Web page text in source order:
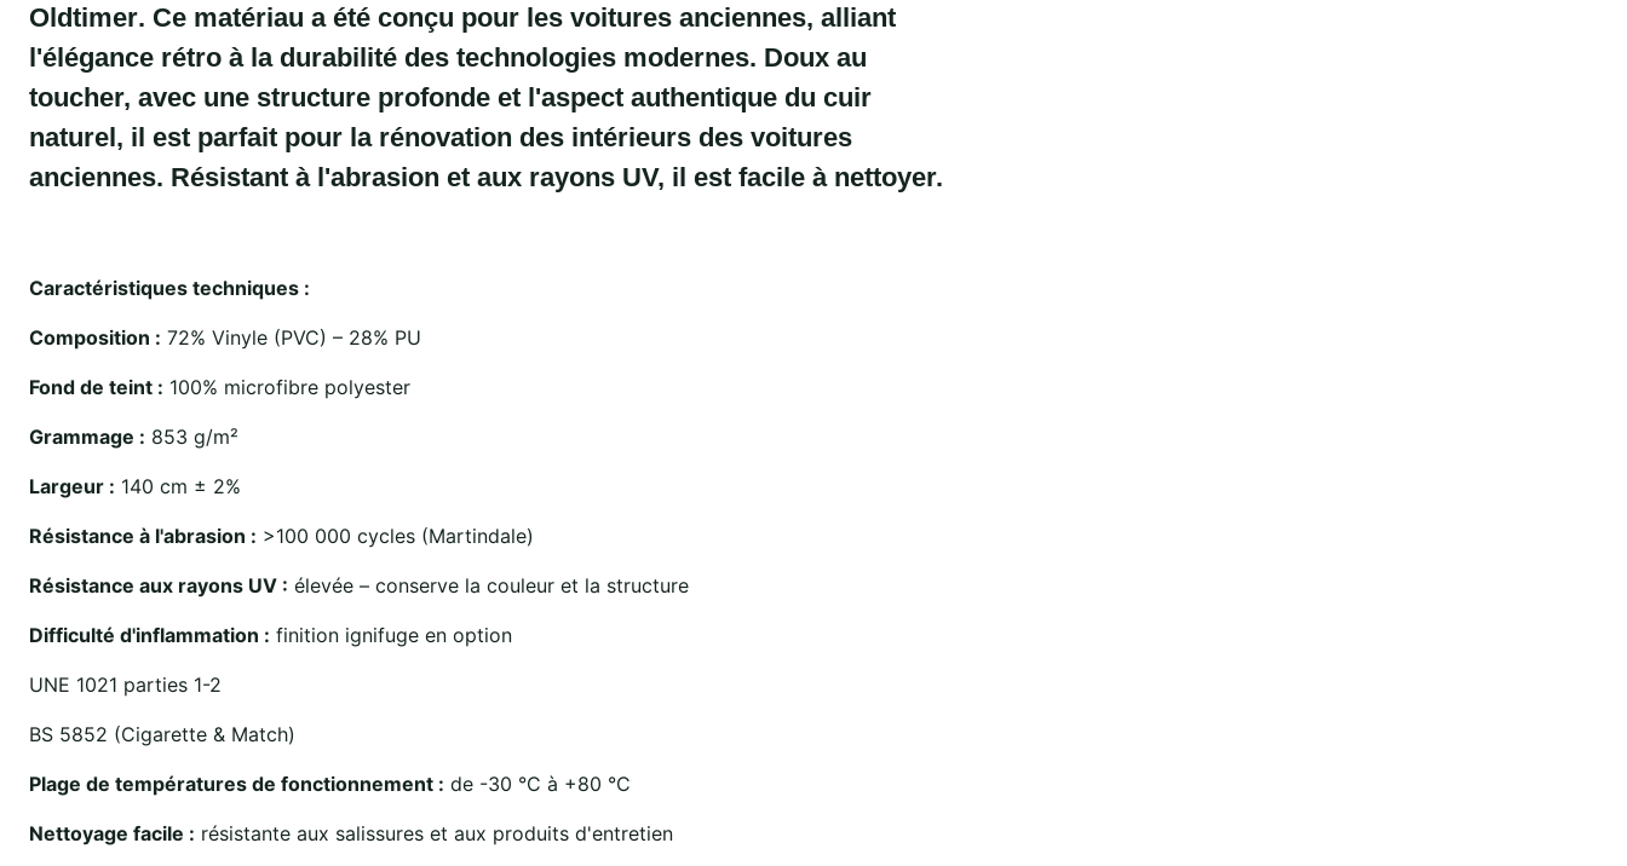
Oldtimer. Ce matériau a été conçu pour les voitures anciennes, alliant
l'élégance rétro à la durabilité des technologies modernes. Doux au
toucher, avec une structure profonde et l'aspect authentique du cuir
naturel, il est parfait pour la rénovation des intérieurs des voitures
anciennes. Résistant à l'abrasion et aux rayons UV, il est facile à nettoyer.
Caractéristiques techniques :
Composition : 72% Vinyle (PVC) – 28% PU
Fond de teint : 100% microfibre polyester
Grammage : 853 g/m²
Largeur : 140 cm ± 2%
Résistance à l'abrasion : >100 000 cycles (Martindale)
Résistance aux rayons UV : élevée – conserve la couleur et la structure
Difficulté d'inflammation : finition ignifuge en option
UNE 1021 parties 1-2
BS 5852 (Cigarette & Match)
Plage de températures de fonctionnement : de -30 °C à +80 °C
Nettoyage facile : résistante aux salissures et aux produits d'entretien